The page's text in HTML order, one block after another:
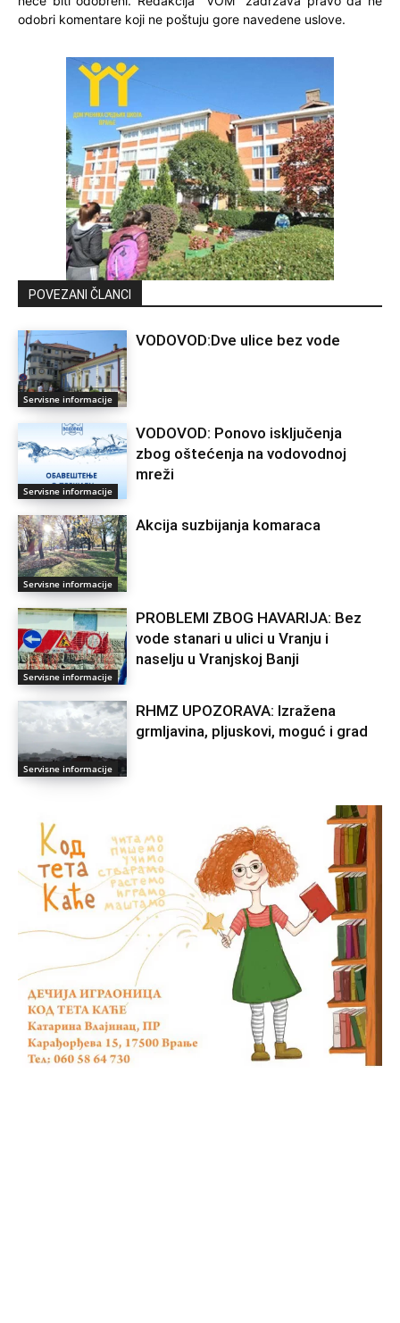
odobri komentare koji ne poštuju gore navedene uslove.
POVEZANI ČLANCI
Servisne informacije
VODOVOD:Dve ulice bez vode
Servisne informacije
VODOVOD: Ponovo isključenja
zbog oštećenja na vodovodnoj
mreži
Servisne informacije
Akcija suzbijanja komaraca
Servisne informacije
PROBLEMI ZBOG HAVARIJA: Bez
vode stanari u ulici u Vranju i
naselju u Vranjskoj Banji
Servisne informacije
RHMZ UPOZORAVA: Izražena
grmlјavina, plјuskovi, moguć i grad